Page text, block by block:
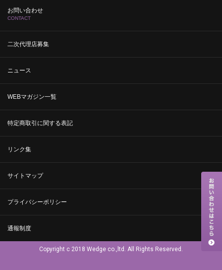
お問い合わせ
CONTACT
二次代理店募集
ニュース
WEBマガジン一覧
特定商取引に関する表記
リンク集
サイトマップ
プライバシーポリシー
通報制度
Copyright c 2018 Wedge co.,ltd. All Rights Reserved.